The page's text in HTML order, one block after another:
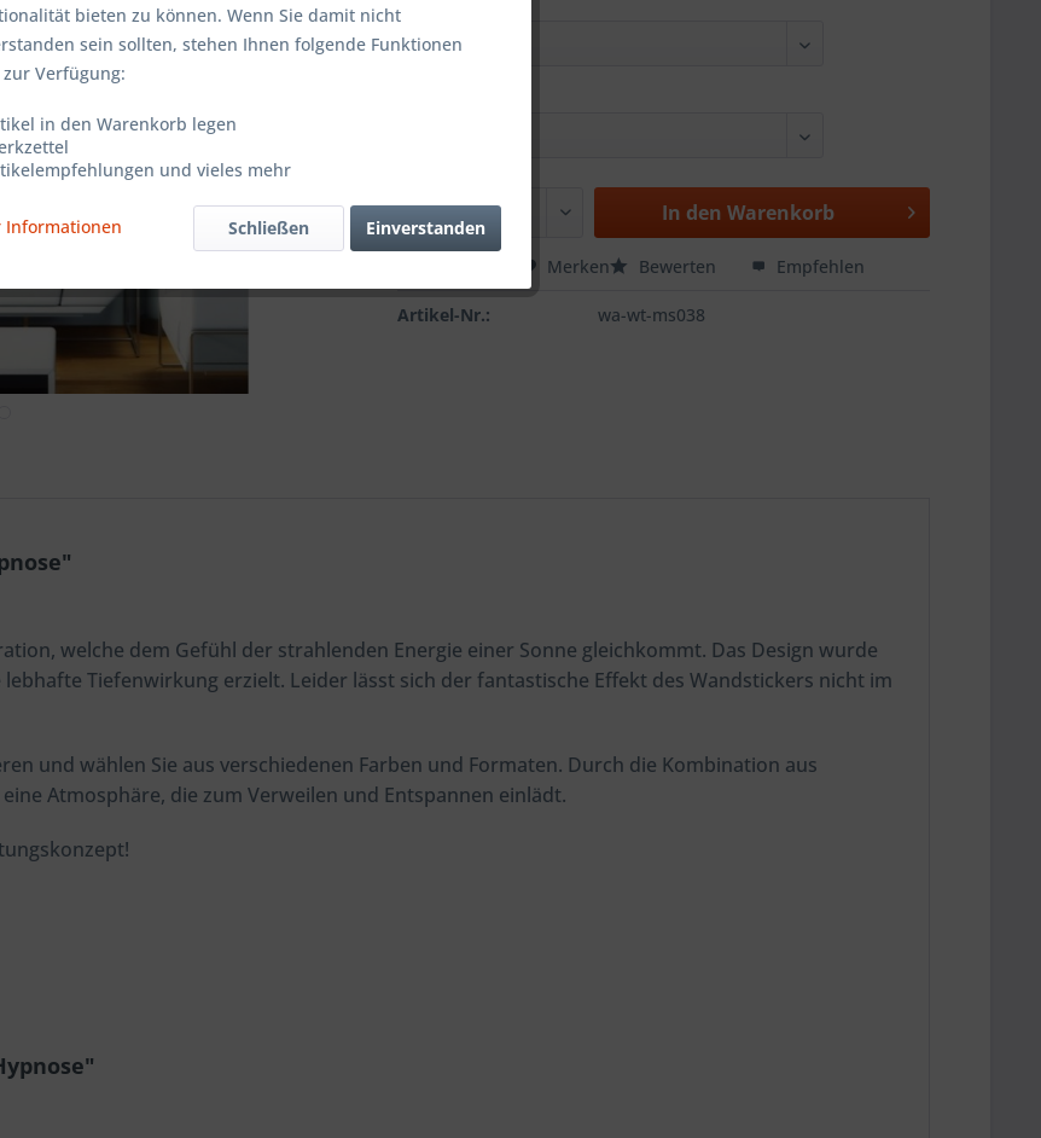
In den Warenkorb
Merken Bewerten Empfehlen
Artikel-Nr.: wa-wt-ms038
welche dem Gefühl der strahlenden Energie einer Sonne gleichkommt. Das Design wurde
Tiefenwirkung erzielt. Leider lässt sich der fantastische Effekt des Wandstickers nicht im
und wählen Sie aus verschiedenen Farben und Formaten. Durch die Kombination aus
Atmosphäre, die zum Verweilen und Entspannen einlädt.
bieten zu können. Wenn Sie damit nicht
sein sollten, stehen Ihnen folgende Funktionen
Verfügung:
in den Warenkorb legen
und vieles mehr
Informationen Einverstanden
Schließen